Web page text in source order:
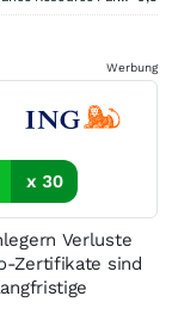
Werbung
x 30
Verluste
Zertifikate sind